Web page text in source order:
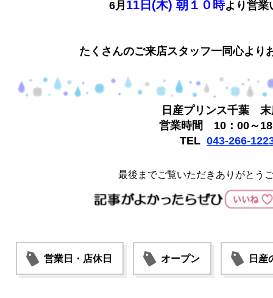
6月 11日(木) 朝１０時より営業
たくさんのご来店スタッフ一同心よ
日産プリンス千葉 末
営業時間 10：00～
TEL 043-266-
最後までご覧いただきありがとう
営業日・店休日 オープン 日産